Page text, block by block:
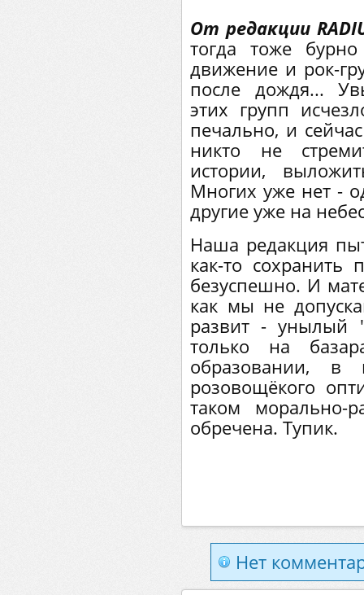
От редакции
тогда тоже
движение и рок-
после дождя...
этих групп
печально, и
никто не
истории,
Многих уже нет -
другие уже на
Наша редакция
как-то
безуспешно. И
как мы не
развит - унылый
только на
образовании, в
розовощёкого
таком морально-
обречена. Тупик.
Нет